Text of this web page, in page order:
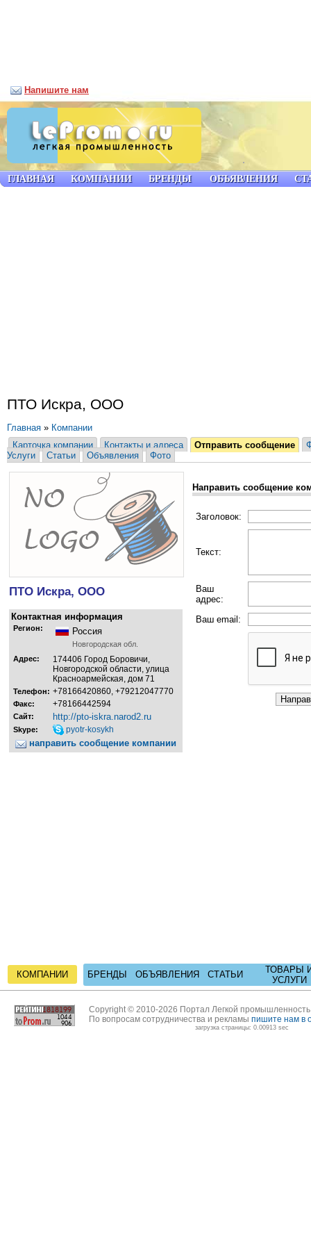
ПТО Искра, ООО
Главная » Компании
Карточка компании
Контакты и адреса Отправить сообщение
Услуги
Статьи Объявления Фото
ПТО Искра, ООО
Контактная информация
Регион: Россия
Новгородская обл.
Адрес:
174406 Город Боровичи,
Новгородской области, улица
Красноармейская, дом 71
Телефон: +78166420860, +79212047770
Факс: +78166442594
Сайт: http://pto-iskra.narod2.ru
Skype: pyotr-kosykh
направить сообщение компании
Направить сообщение
Заголовок:
Текст:
Ваш
адрес:
Ваш email:
КОМПАНИИ БРЕНДЫ ОБЪЯВЛЕНИЯ СТАТЬИ
ТОВАРЫ
УСЛУГИ
ГЛАВНАЯ КОМПАНИИ БРЕНДЫ ОБЪЯВЛЕНИЯ
Напишите нам
Copyright © 2010-2026 Портал Легкой
По вопросам сотрудничества и рекламы пишите нам в
загрузка страницы: 0.00913 sec